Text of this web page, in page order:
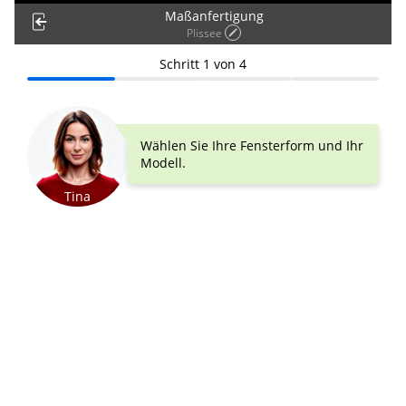
Maßanfertigung
Plissee
Schritt 1 von 4
Tina
Wählen Sie Ihre Fensterform und Ihr
Modell.